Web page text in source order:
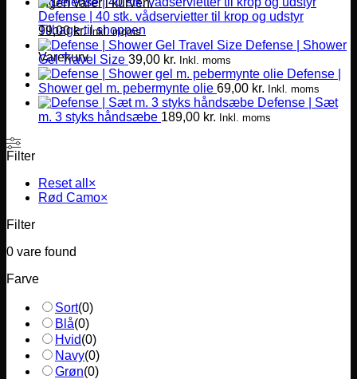
Ingen varer i kurven.
Tilbage til shoppen
Varekurv
Defense | 40 stk. vådservietter til krop og udstyr
99,00kr. Inkl. moms
Defense | Shower
Gel Travel Size 39,00 kr. Inkl. moms
Defense |
Shower gel m. pebermynte olie 69,00 kr. Inkl. moms
Defense | Sæt
m. 3 styks håndsæbe 189,00 kr. Inkl. moms
Filter
Reset all ×
Rød Camo×
Filter
0 vare found
Farve
Sort(0)
Blå(0)
Hvid(0)
Navy(0)
Grøn(0)